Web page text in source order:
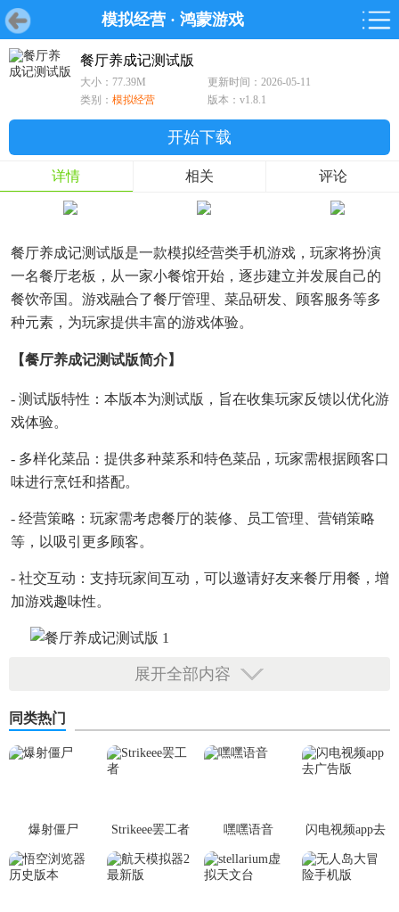
模拟经营 · 鸿蒙游戏
首页 游戏 软件
首页 游戏 软件 鸿蒙
游戏
鸿蒙
软件
专题
餐厅养成记测试版
大小：77.39M
更新时间：2026-05-11
类别： 模拟经营 版本：v1.8.1
开始下载
详情 相关 评论
餐厅养成记测试版是一款模拟经营类手机游戏，玩家将扮演
一名餐厅老板，从一家小餐馆开始，逐步建立并发展自己的
餐饮帝国。游戏融合了餐厅管理、菜品研发、顾客服务等多
种元素，为玩家提供丰富的游戏体验。
【餐厅养成记测试版简介】
- 测试版特性：本版本为测试版，旨在收集玩家反馈以优化游
戏体验。
- 多样化菜品：提供多种菜系和特色菜品，玩家需根据顾客口
味进行烹饪和搭配。
- 经营策略：玩家需考虑餐厅的装修、员工管理、营销策略
等，以吸引更多顾客。
- 社交互动：支持玩家间互动，可以邀请好友来餐厅用餐，增
加游戏趣味性。
【餐厅养成记测试版技巧】
1. 观察顾客需求：及时响应顾客需求，提高顾客满意度。
2. 合理定价：根据菜品成本和顾客支付能力合理定价。
4. 营销手段：利用社交媒体等渠道进行宣传，吸引更多顾
【餐厅养成记测试版内容】
展开全部内容
同类热门
爆射僵尸 Strikeee罢工者 嘿嘿语音
闪电视频app去
广告版